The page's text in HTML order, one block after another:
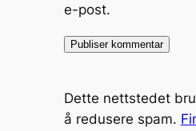
e-post.
Dette nettstedet
å redusere spam.